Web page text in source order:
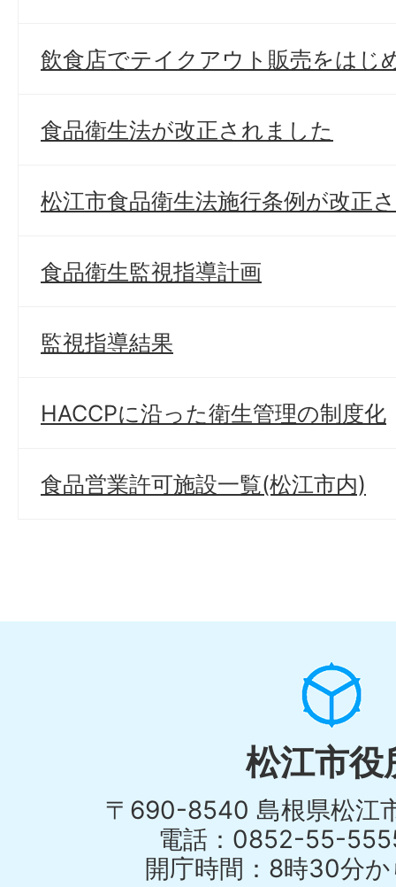
飲食店でテイクアウト販売をはじ
食品衛生法が改正されました
松江市食品衛生法施行条例が改正
食品衛生監視指導計画
監視指導結果
HACCPに沿った衛生管理の制度化
食品営業許可施設一覧(松江市内)
松江市役
〒690-8540 島根県松江
電話：0852-55-
開庁時間：8時30分か